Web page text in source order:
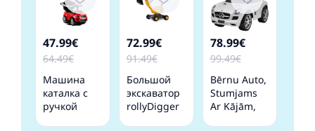
47.99€
64.49€
Машина
каталка с
ручкой
72.99€
91.49€
Большой
экскаватор
rollyDigger
78.99€
99.49€
Bērnu Auto,
Stumjams
Ar Kājām,